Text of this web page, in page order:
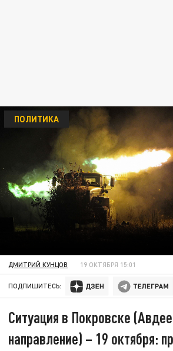
ПОЛИТИКА
ДМИТРИЙ КУНЦОВ 19 ОКТЯБРЯ 15:01
ПОДПИШИТЕСЬ:
Ситуация в Покровске
направление) – 19 октября: